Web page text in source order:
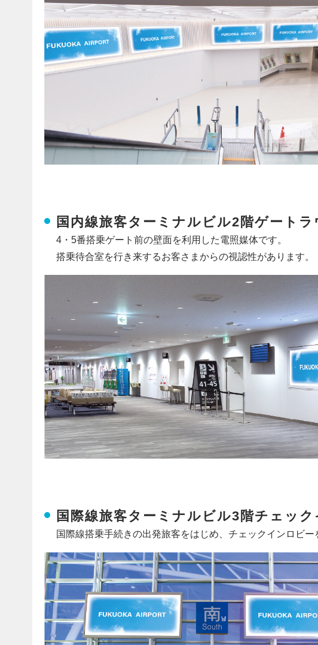
国内線旅客ターミナルビル2階ゲートラ
4・5番搭乗ゲート前の壁面を利用した電照媒体です。
搭乗待合室を行き来するお客さまからの視認性があります。
国際線旅客ターミナルビル3階チェッ
国際線搭乗手続きの出発旅客をはじめ、チェックインロビー